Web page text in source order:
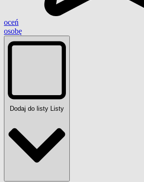
oceń
osobę
Dodaj do listy Listy